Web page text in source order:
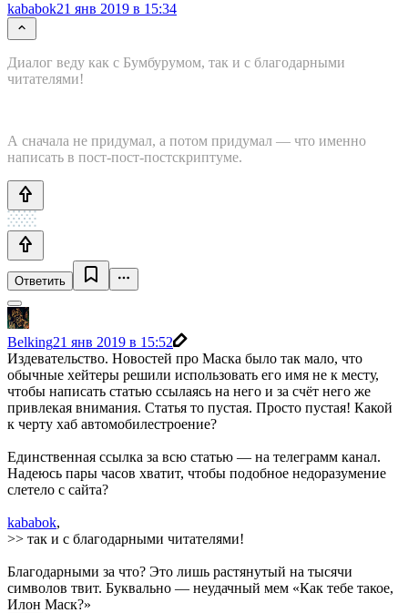
kababok21 янв 2019 в 15:34
Диалог веду как с Бумбурумом, так и с благодарными
читателями!
А сначала не придумал, а потом придумал — что именно
написать в пост-пост-постскриптуме.
Ответить
Belking21 янв 2019 в 15:52
Издевательство. Новостей про Маска было так мало, что
обычные хейтеры решили использовать его имя не к месту,
чтобы написать статью ссылаясь на него и за счёт него же
привлекая внимания. Статья то пустая. Просто пустая! Какой
к черту хаб автомобилестроение?
Единственная ссылка за всю статью — на телеграмм канал.
Надеюсь пары часов хватит, чтобы подобное недоразумение
слетело с сайта?
kababok,
>> так и с благодарными читателями!
Благодарными за что? Это лишь растянутый на тысячи
символов твит. Буквально — неудачный мем «Как тебе такое,
Илон Маск?»